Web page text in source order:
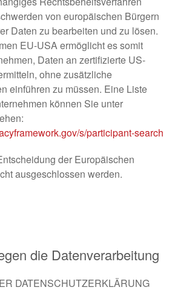
von europäischen Bürgern
Daten zu bearbeiten und zu lösen.
EU-USA ermöglicht es somit
Daten an zertifizierte US-
ohne zusätzliche
einführen zu müssen. Eine Liste
können Sie unter
s/participant-search
der Europäischen
ausgeschlossen werden.
die Datenverarbeitung
DATENSCHUTZERKLÄRUNG